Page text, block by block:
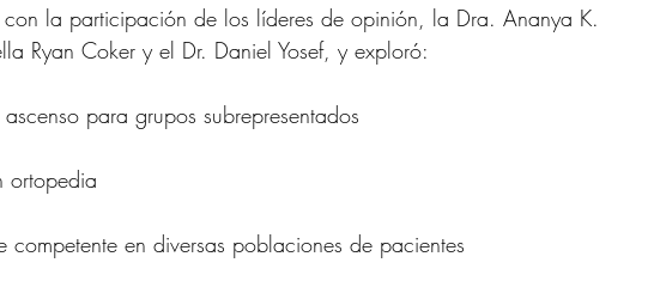
la participación de los líderes de opinión, la Dra. Ananya K.
Ryan Coker y el Dr. Daniel Yosef, y exploró:
para grupos subrepresentados
ortopedia
competente en diversas poblaciones de pacientes